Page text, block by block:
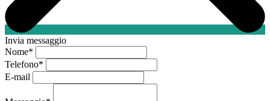
Invia messaggio
Nome*
Telefono*
E-mail